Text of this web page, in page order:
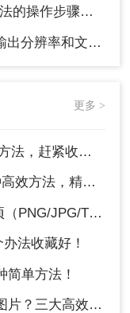
。希望本文的
常见格式问题！
和文件体积实测！
更多 >
，赶紧收藏！
准转换不踩坑！
TIFF）选择建议!
法收藏好！
简单方法！
精准保真一看就会！